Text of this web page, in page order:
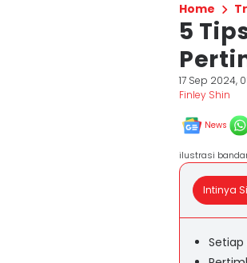
Home
5
17 Sep 2024,
Finley Shin
News
ilustrasi
Intinya